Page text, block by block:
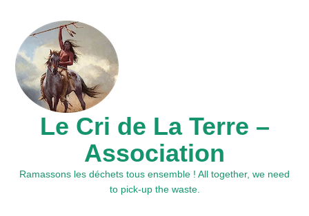
Le Cri de La Terre –
Association
Ramassons les déchets tous ensemble ! All together, we need
to pick-up the waste.